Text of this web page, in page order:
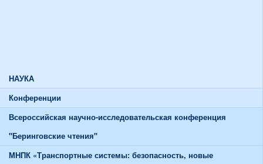
НАУКА
Конференции
Всероссийская научно-исследовательская конференция
"Беринговские чтения"
МНПК «Транспортные системы: безопасность, новые